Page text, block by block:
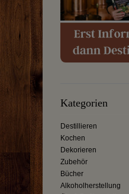
Kategorien
Destillieren
Kochen
Dekorieren
Zubehör
Bücher
Alkoholherstellung